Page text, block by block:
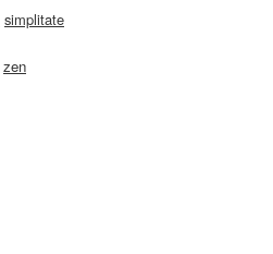
simplitate
zen